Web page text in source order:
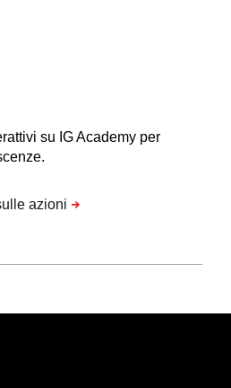
su IG Academy per